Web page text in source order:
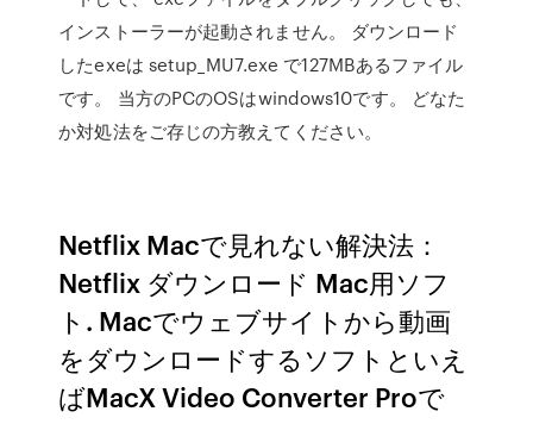
インストーラーが起動されません。 ダウンロード
したexeは setup_MU7.exe で127MBあるファイル
です。 当方のPCのOSはwindows10です。 どなた
か対処法をご存じの方教えてください。
Netflix Macで見れない解決法：
Netflix ダウンロード Mac用ソフ
ト. Macでウェブサイトから動画
をダウンロードするソフトといえ
ばMacX Video Converter Proで